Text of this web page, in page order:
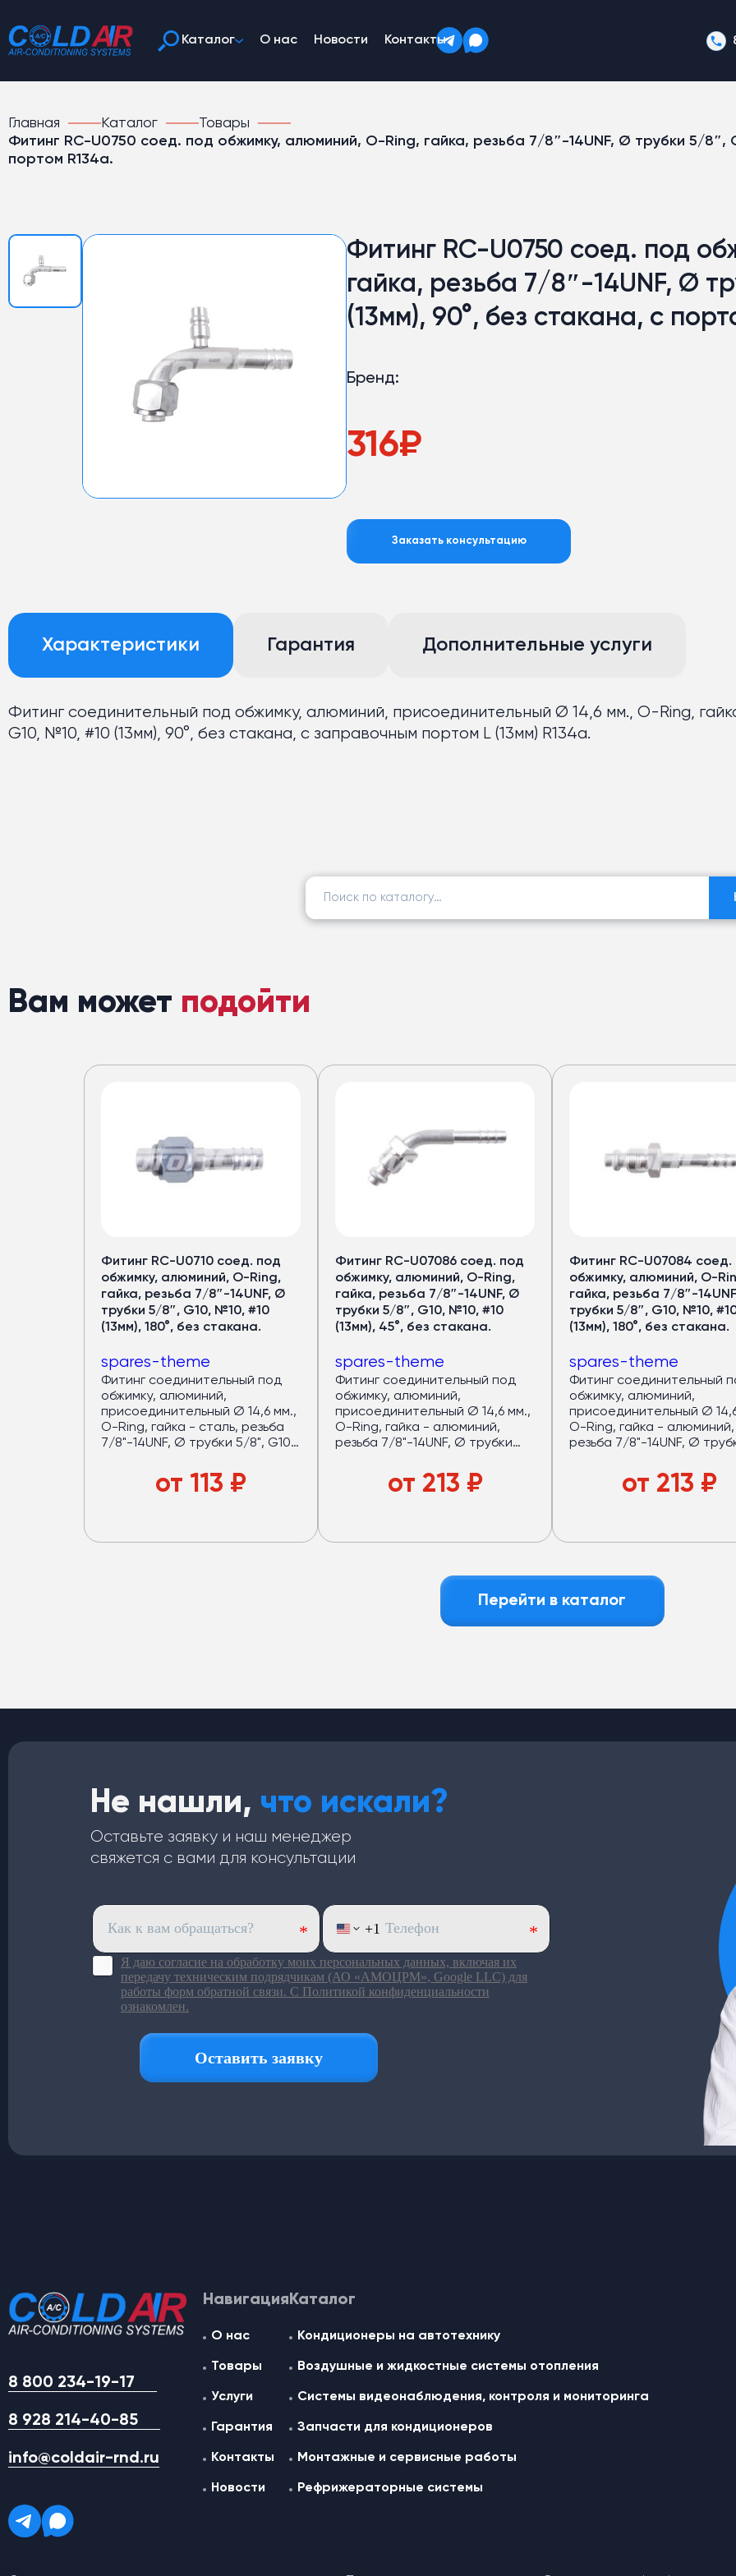
Каталог О нас Новости Контакты
Главная Каталог
Товары
Фитинг RC-U0750 соед. под обжимку, алюминий, O-Ring, гайка, резьба 7/8″-14UNF, Ø трубки 5/8″,
портом R134a.
Фитинг RC-U0750 соед. под
гайка, резьба 7/8″-14UNF, Ø
(13мм), 90°, без стакана, с
Бренд:
316₽
Заказать консультацию
Характеристики Гарантия Дополнительные услуги
Фитинг соединительный под обжимку, алюминий, присоединительный Ø 14,6 мм., O-Ring,
G10, №10, #10 (13мм), 90°, без стакана, с заправочным портом L (13мм) R134a.
Найти:
Вам может подойти
Фитинг RC-U0710 соед. под
обжимку, алюминий, O-Ring,
гайка, резьба 7/8″-14UNF, Ø
трубки 5/8″, G10, №10, #10
(13мм), 180°, без стакана.
spares-theme
Фитинг соединительный под
обжимку, алюминий,
присоединительный Ø 14,6 мм.,
O-Ring, гайка - сталь, резьба
7/8"-14UNF, Ø трубки 5/8", G10,
от 113 ₽
Фитинг RC-U07086 соед. под
обжимку, алюминий, O-Ring,
гайка, резьба 7/8″-14UNF, Ø
трубки 5/8″, G10, №10, #10
(13мм), 45°, без стакана.
spares-theme
Фитинг соединительный под
обжимку, алюминий,
присоединительный Ø 14,6 мм.,
O-Ring, гайка - алюминий,
резьба 7/8"-14UNF, Ø трубки
от 213 ₽
Фитинг RC-U07084 соед.
обжимку, алюминий, O-
гайка, резьба 7/8″-
трубки 5/8″, G10, №10,
(13мм), 180°, без стакана.
spares-theme
Фитинг соединительный
обжимку, алюминий,
присоединительный Ø
O-Ring, гайка - алюминий,
резьба 7/8"-14UNF, Ø
от 213 ₽
Перейти в каталог
Не нашли, что искали?
Оставьте заявку и наш менеджер
свяжется с вами для консультации
8 800 234-19-17
8 928 214-40-85
info@coldair-rnd.ru
Навигация
О нас
Товары
Услуги
Гарантия
Контакты
Новости
Каталог
Кондиционеры на автотехнику
Воздушные и жидкостные cистемы отопления
Системы видеонаблюдения, контроля и мониторинга
Запчасти для кондиционеров
Монтажные и сервисные работы
Рефрижераторные системы
Кондиционеры
Срок службы — от 7 лет
Хладопроизводительность —32 кВт
Запас мощности конденсаторов — 40 кВт
(компрессор работает в щадящем режиме)
стекловолокна
Большой ряд моделей подразный пассажиропоток
Подробнее в каталоге